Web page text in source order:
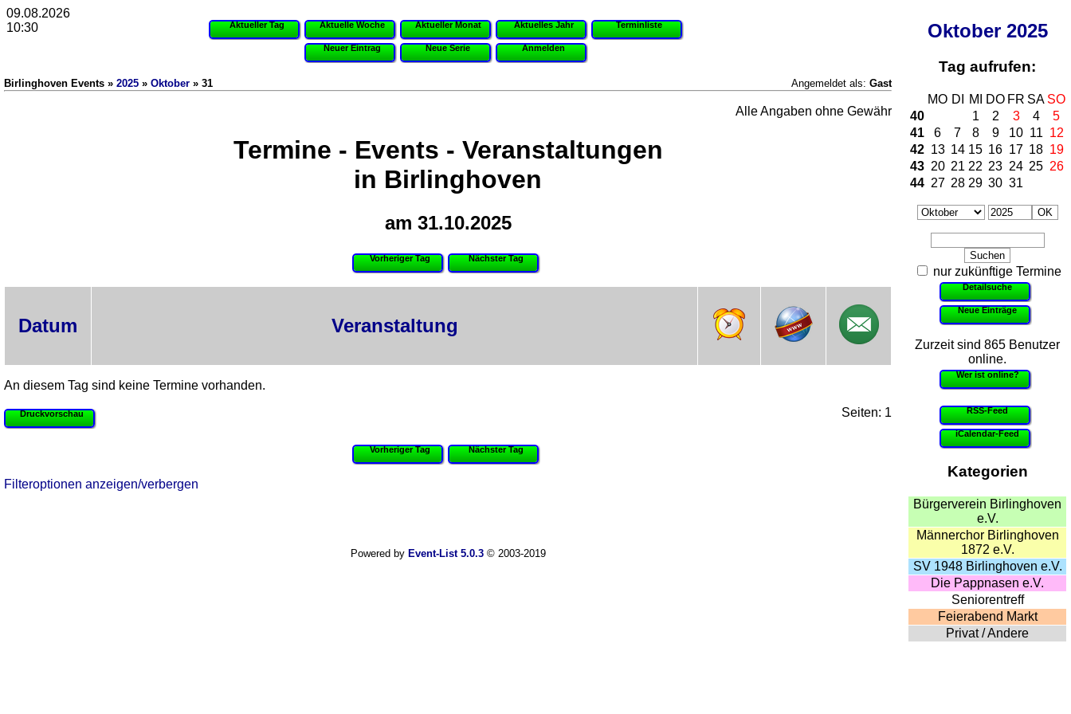
Oktober 2025
Tag aufrufen:
MO DI MI DO FR SA SO
40
1 2 3 4
5
41
6 7 8 9 10 11 12
42 13 14 15 16 17 18 19
43 20 21 22 23 24 25 26
44 27 28 29 30 31
nur zukünftige Termine
Detailsuche
Neue Einträge
Zurzeit sind 865 Benutzer
online.
Wer ist online?
RSS-Feed
iCalendar-Feed
Kategorien
Bürgerverein Birlinghoven
e.V.
Männerchor Birlinghoven
1872 e.V.
SV 1948 Birlinghoven e.V.
Die Pappnasen e.V.
Seniorentreff
Feierabend Markt
Privat / Andere
Aktueller Tag Aktuelle Woche Aktueller Monat Aktuelles Jahr Terminliste
Neuer Eintrag Neue Serie Anmelden
Birlinghoven Events » 2025 » Oktober » 31 Angemeldet als: Gast
Alle Angaben ohne Gewähr
Termine - Events - Veranstaltungen
in Birlinghoven
am 31.10.2025
Vorheriger Tag Nächster Tag
Datum Veranstaltung
An diesem Tag sind keine Termine vorhanden.
Druckvorschau Seiten: 1
Vorheriger Tag Nächster Tag
Filteroptionen anzeigen/verbergen
Powered by Event-List 5.0.3© 2003-2019
09.08.2026
10:30